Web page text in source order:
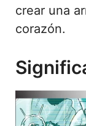
crear una
corazón.